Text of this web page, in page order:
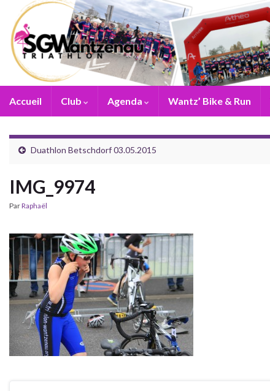
Accueil Club Agenda Wantz’ Bike & Run
Duathlon Betschdorf 03.05.2015
IMG_9974
ParRaphaël